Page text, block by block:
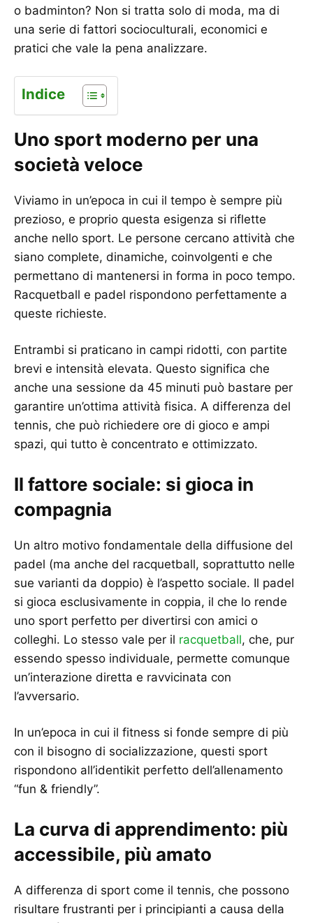
o badminton? Non si tratta solo di moda, ma di
una serie di fattori socioculturali, economici e
pratici che vale la pena analizzare.
Indice
Uno sport moderno per una
società veloce
Viviamo in un’epoca in cui il tempo è sempre più
prezioso, e proprio questa esigenza si riflette
anche nello sport. Le persone cercano attività che
siano complete, dinamiche, coinvolgenti e che
permettano di mantenersi in forma in poco tempo.
Racquetball e padel rispondono perfettamente a
queste richieste.
Entrambi si praticano in campi ridotti, con partite
brevi e intensità elevata. Questo significa che
anche una sessione da 45 minuti può bastare per
garantire un’ottima attività fisica. A differenza del
tennis, che può richiedere ore di gioco e ampi
spazi, qui tutto è concentrato e ottimizzato.
Il fattore sociale: si gioca in
compagnia
Un altro motivo fondamentale della diffusione del
padel (ma anche del racquetball, soprattutto nelle
sue varianti da doppio) è l’aspetto sociale. Il padel
si gioca esclusivamente in coppia, il che lo rende
uno sport perfetto per divertirsi con amici o
colleghi. Lo stesso vale per il racquetball, che, pur
essendo spesso individuale, permette comunque
un’interazione diretta e ravvicinata con
l’avversario.
In un’epoca in cui il fitness si fonde sempre di più
con il bisogno di socializzazione, questi sport
rispondono all’identikit perfetto dell’allenamento
“fun & friendly”.
La curva di apprendimento: più
accessibile, più amato
A differenza di sport come il tennis, che possono
risultare frustranti per i principianti a causa della